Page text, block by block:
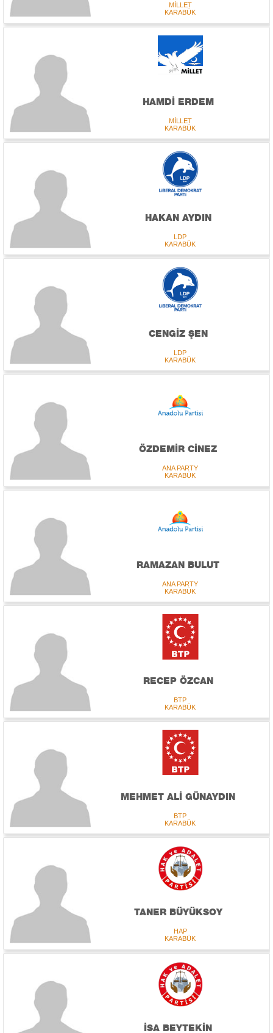
MİLLET
KARABÜK
HAMDİ ERDEM
MİLLET
KARABÜK
HAKAN AYDIN
LDP
KARABÜK
CENGİZ ŞEN
LDP
KARABÜK
ÖZDEMİR CİNEZ
ANA PARTY
KARABÜK
RAMAZAN BULUT
ANA PARTY
KARABÜK
RECEP ÖZCAN
BTP
KARABÜK
MEHMET ALİ GÜNAYDIN
BTP
KARABÜK
TANER BÜYÜKSOY
HAP
KARABÜK
İSA BEYTEKİN